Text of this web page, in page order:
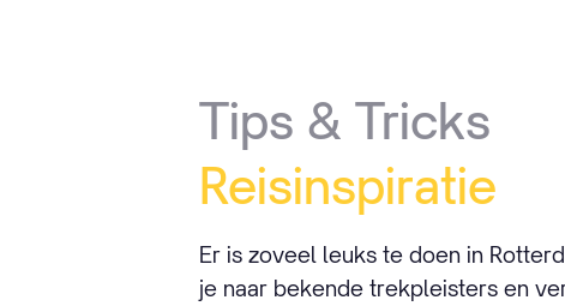
Tips & Tricks
Reisinspiratie
Er is zoveel leuks te doen in
je naar bekende trekpleisters en